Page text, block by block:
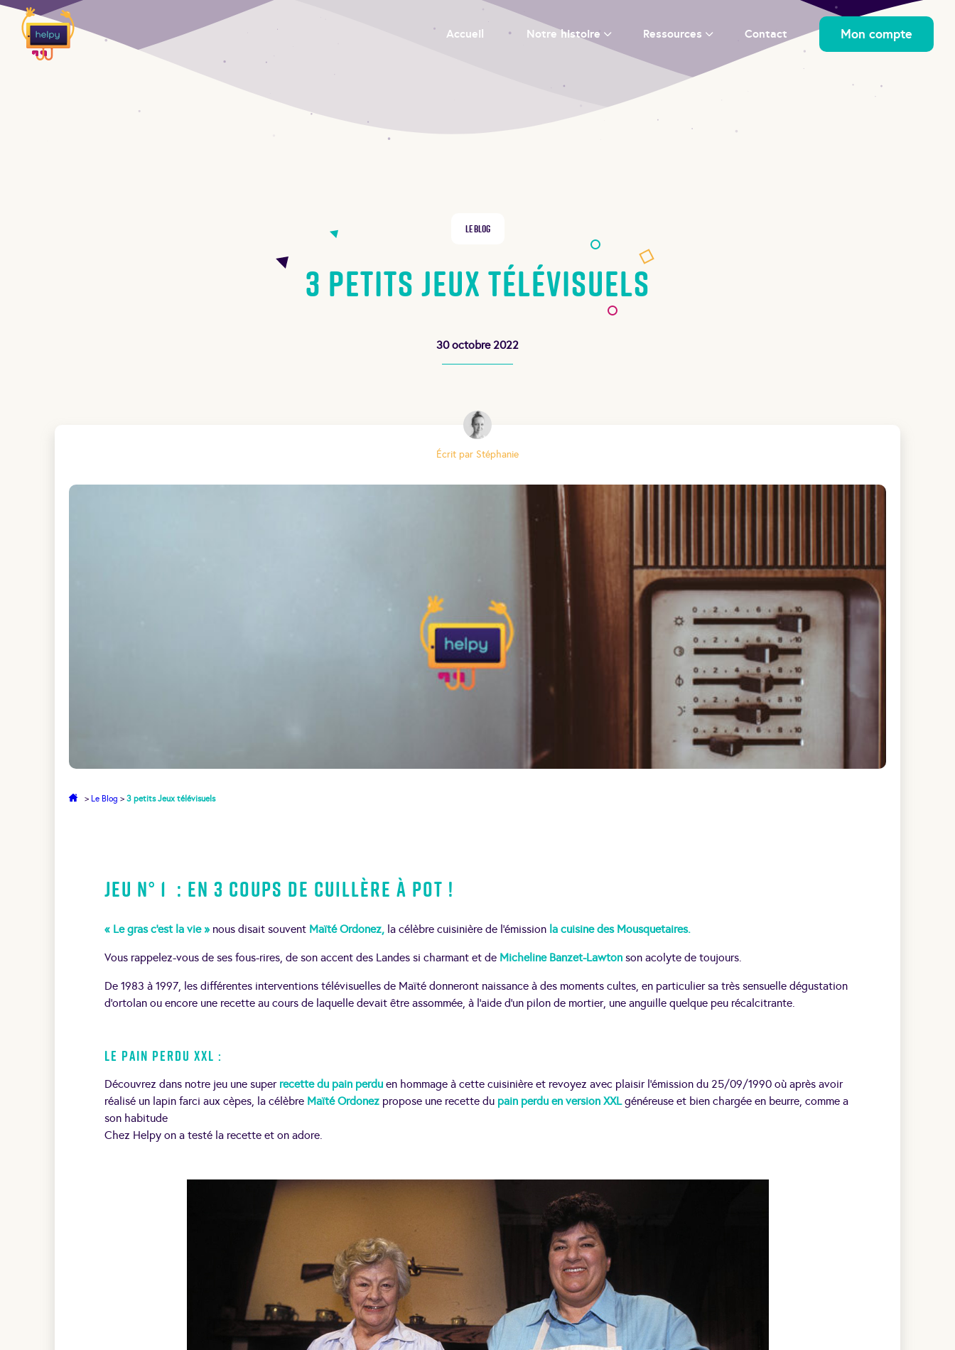
Accueil Notre histoire Ressources Contact Mon compte
Le Blog
3 petits Jeux télévisuels
30 octobre 2022
Écrit par Stéphanie
> Le Blog > 3 petits Jeux télévisuels
Jeu N° 1 : en 3 coups de cuillère à pot !
« Le gras c’est la vie » nous disait souvent Maïté Ordonez, la célèbre cuisinière de l’émission la cuisine des Mousquetaires.
Vous rappelez-vous de ses fous-rires, de son accent des Landes si charmant et de Micheline Banzet-Lawton son acolyte de toujours.
De 1983 à 1997, les différentes interventions télévisuelles de Maïté donneront naissance à des moments cultes, en particulier sa très sensuelle dégustation
d’ortolan ou encore une recette au cours de laquelle devait être assommée, à l’aide d’un pilon de mortier, une anguille quelque peu récalcitrante.
Le pain perdu XXL :
Découvrez dans notre jeu une super recette du pain perdu en hommage à cette cuisinière et revoyez avec plaisir l’émission du 25/09/1990 où après avoir
réalisé un lapin farci aux cèpes, la célèbre Maïté Ordonez propose une recette du pain perdu en version XXLgénéreuse et bien chargée en beurre, comme a
son habitude
Chez Helpy on a testé la recette et on adore.